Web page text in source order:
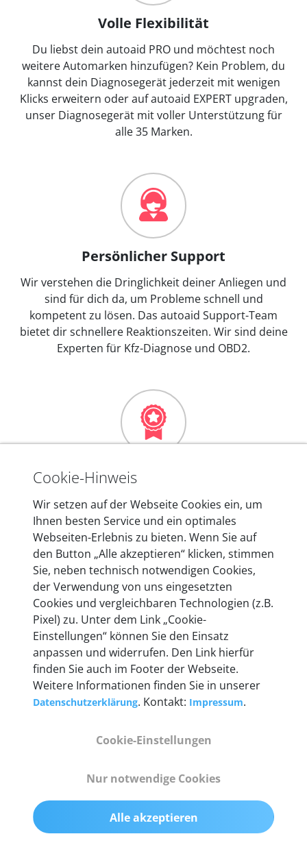
Volle Flexibilität
Du liebst dein autoaid PRO und möchtest noch
weitere Automarken hinzufügen? Kein Problem, du
kannst dein Diagnosegerät jederzeit mit wenigen
Klicks erweitern oder auf autoaid EXPERT upgraden,
unser Diagnosegerät mit voller Unterstützung für
alle 35 Marken.
Persönlicher Support
Wir verstehen die Dringlichkeit deiner Anliegen und
sind für dich da, um Probleme schnell und
kompetent zu lösen. Das autoaid Support-Team
bietet dir schnellere Reaktionszeiten. Wir sind deine
Experten für Kfz-Diagnose und OBD2.
Mehr als 10 Jahre Erfahrung
In den Kfz-Diagnosegeräten von autoaid stecken
mehr als 10 Jahre Erfahrung, und auch in Zukunft
entwickeln wir unsere Produkte am Standort in
Berlin laufend weiter. Auf diese Qualität vertrauen
heute mehr als 60.000 Privatkunden und
Unternehmen.
Technische Details &
Lieferumfang
Abmessungen
Gewicht
200 g
Cookie-Hinweis
Wir setzen auf der Webseite Cookies ein, um
Ihnen besten Service und ein optimales
Webseiten-Erlebnis zu bieten. Wenn Sie auf
den Button „Alle akzeptieren“ klicken, stimmen
Sie, neben technisch notwendigen Cookies,
der Verwendung von uns eingesetzten
Cookies und vergleichbaren Technologien (z.B.
Pixel) zu. Unter dem Link „Cookie-
Einstellungen“ können Sie den Einsatz
anpassen und widerrufen. Den Link hierfür
finden Sie auch im Footer der Webseite.
Weitere Informationen finden Sie in unserer
Datenschutzerklärung. Kontakt: Impressum.
Cookie-Einstellungen
Nur notwendige Cookies
Alle akzeptieren